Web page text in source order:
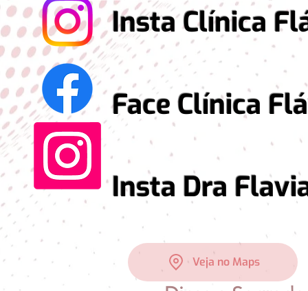
Insta Clínica
Face Clínica
Insta Dra Flavia
Veja no Maps